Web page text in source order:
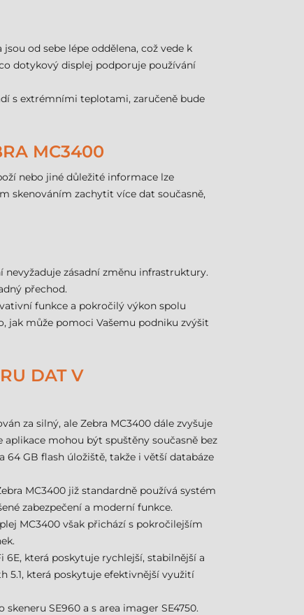
od sebe lépe oddělena, což vede k
dotykový displej podporuje používání
s extrémními teplotami, zaručeně bude
MC3400
nebo jiné důležité informace lze
skenováním zachytit více dat současně,
zásadní změnu infrastruktury.
přechod.
funkce a pokročilý výkon spolu
jak může pomoci Vašemu podniku zvýšit
DAT V
za silný, ale Zebra MC3400 dále zvyšuje
aplikace mohou být spuštěny současně bez
64 GB flash úložiště, takže i větší databáze
MC3400 již standardně používá systém
zabezpečení a moderní funkce.
MC3400 však přichází s pokročilejším
která poskytuje rychlejší, stabilnější a
5.1, která poskytuje efektivnější využití
SE960 a s area imager SE4750.